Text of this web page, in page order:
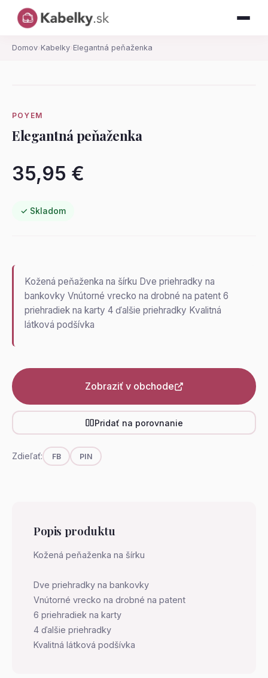
Domov› Kabelky› Elegantná peňaženka
POYEM
Elegantná peňaženka
35,95 €
✓ Skladom
Kožená peňaženka na šírku Dve priehradky na
bankovky Vnútorné vrecko na drobné na patent 6
priehradiek na karty 4 ďalšie priehradky Kvalitná
látková podšívka
Zobraziť v obchode
Pridať na porovnanie
Zdieľať: FB PIN
Popis produktu
Kožená peňaženka na šírku
Dve priehradky na bankovky
Vnútorné vrecko na drobné na patent
6 priehradiek na karty
4 ďalšie priehradky
Kvalitná látková podšívka